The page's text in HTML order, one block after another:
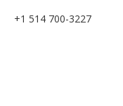
+1 514 700-3227